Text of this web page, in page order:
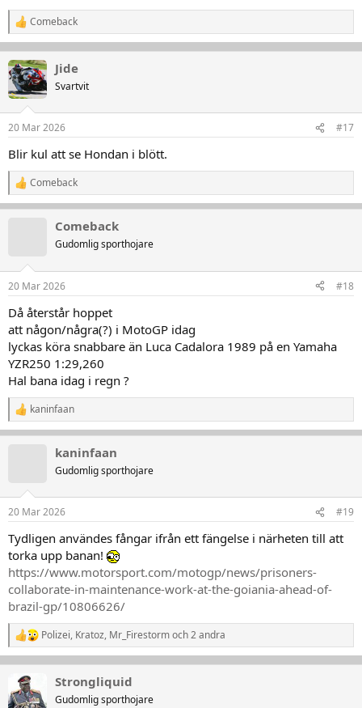
R
e
a
k
t
i
n
e
:
Comeback
Jide
Svartvit
20 Mar 2026 #17
Blir kul att se Hondan i blött.
R
e
e
:
Comeback
Comeback
Gudomlig sporthojare
20 Mar 2026 #18
Då återstår hoppet
att någon/några(?) i MotoGP idag
lyckas köra snabbare än Luca Cadalora 1989 på en Yamaha
YZR250 1:29,260
Hal bana idag i regn ?
R
e
a
e
:
kaninfaan
kaninfaan
Gudomlig sporthojare
20 Mar 2026 #19
Tydligen användes fångar ifrån ett fängelse i närheten till att
torka upp banan!
https://www.motorsport.com/motogp/news/prisoners-
collaborate-in-maintenance-work-at-the-goiania-ahead-of-
brazil-gp/10806626/
R
e
a
k
t
i
Polizei, Kratoz, Mr_Firestormoch 2 andra
Strongliquid
Gudomlig sporthojare